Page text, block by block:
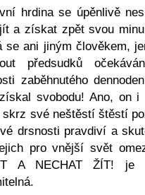
hrdina se úpěnlivě
a získat zpět svou
se ani jiným člověkem,
předsudků
zaběhnutého
svobodu! Ano, on i
skrz své neštěstí štěstí
drsnosti pravdiví a
pro vnější svět
A NECHAT ŽÍT! je